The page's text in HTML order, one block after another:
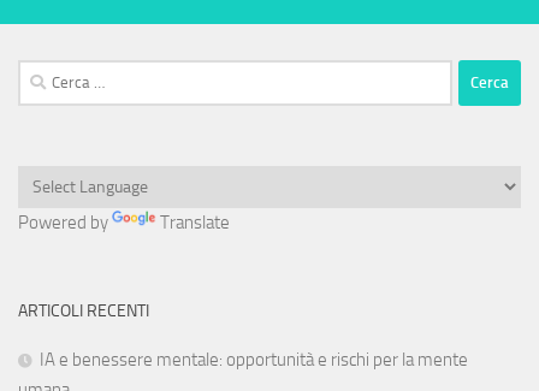
Ricerca
per:
Powered by Translate
ARTICOLI RECENTI
IA e benessere mentale: opportunità e rischi per la mente